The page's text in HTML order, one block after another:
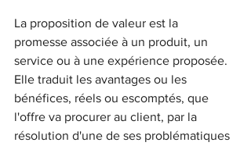
La proposition de valeur est la
promesse associée à un produit, un
service ou à une expérience proposée.
Elle traduit les avantages ou les
bénéfices, réels ou escomptés, que
l'offre va procurer au client, par la
résolution d'une de ses problématiques